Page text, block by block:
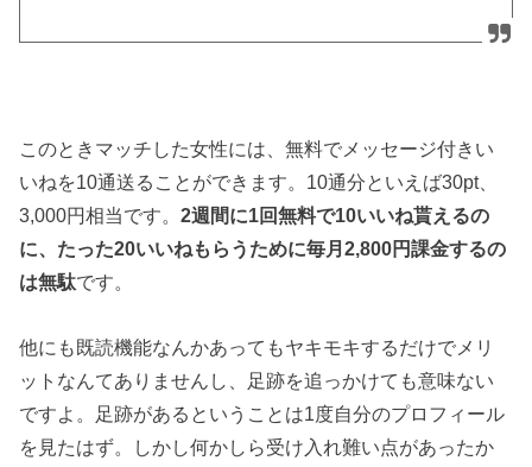
このときマッチした女性には、無料でメッセージ付きい
いねを10通送ることができます。10通分といえば30pt、
3,000円相当です。2週間に1回無料で10いいね貰えるの
に、たった20いいねもらうために毎月2,800円課金するの
は無駄です。
他にも既読機能なんかあってもヤキモキするだけでメリ
ットなんてありませんし、足跡を追っかけても意味ない
ですよ。足跡があるということは1度自分のプロフィール
を見たはず。しかし何かしら受け入れ難い点があったか